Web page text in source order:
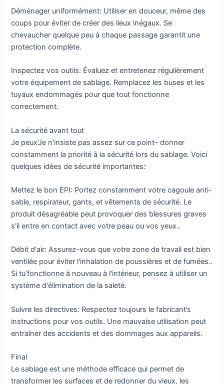
Déménager uniformément: Utiliser en douceur, même des
coups pour éviter de créer des lieux inégaux. Se
chevaucher quelque peu à chaque passage garantit une
protection complète.
Inspectez vos outils: Évaluez et entretenez régulièrement
votre équipement de sablage. Remplacez les buses et les
tuyaux endommagés pour que tout fonctionne
correctement.
La sécurité avant tout
Je peux’Je n'insiste pas assez sur ce point– donner
constamment la priorité à la sécurité lors du sablage. Voici
quelques idées de sécurité importantes:
Mettez le bon EPI: Portez constamment votre cagoule anti-
sable, respirateur, gants, et vêtements de sécurité. Le
produit désagréable peut provoquer des blessures graves
s'il entre en contact avec votre peau ou vos yeux..
Débit d'air: Assurez-vous que votre zone de travail est bien
ventilée pour éviter l'inhalation de poussières et de fumées..
Si tu’fonctionne à nouveau à l'intérieur, pensez à utiliser un
système d'élimination de la saleté.
Suivre les directives: Respectez toujours le fabricant’s
instructions pour vos outils. Une mauvaise utilisation peut
entraîner des accidents et des dommages aux appareils.
Final
Le sablage est une méthode efficace qui permet de
transformer les surfaces et de redonner du vieux, les